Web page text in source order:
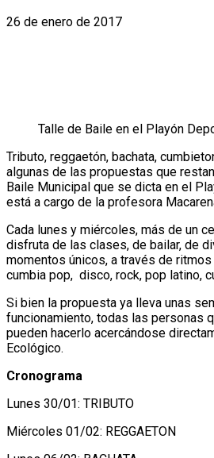
26 de enero de 2017
Talle de Baile en el Playón
Tributo, reggaetón, bachata,
algunas de las propuestas que
Baile Municipal que se dicta en el
está a cargo de la profesora
Cada lunes y miércoles, más de un
disfruta de las clases, de bailar, de
momentos únicos, a través de
cumbia pop, disco, rock, pop latino,
Si bien la propuesta ya lleva unas
funcionamiento, todas las personas
pueden hacerlo acercándose
Ecológico.
Cronograma
Lunes 30/01: TRIBUTO
Miércoles 01/02: REGGAETON